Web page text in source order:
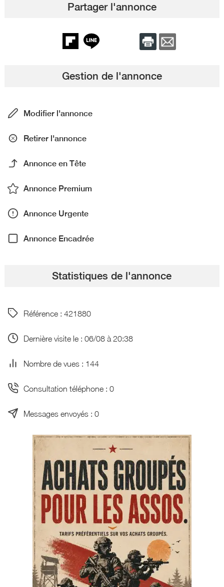
Partager l'annonce
Gestion de l'annonce
Modifier l'annonce
Retirer l'annonce
Annonce en Tête
Annonce Premium
Annonce Urgente
Annonce Encadrée
Statistiques de l'annonce
Référence : 421880
Dernière visite le : 06/08 à 20:38
Nombre de vues : 144
Consultation téléphone : 0
Messages envoyés : 0